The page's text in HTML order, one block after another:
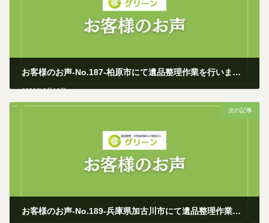
お客様のお声-No.187-柏原市にて遺品整理作業を行いました
2026年6月19日
次の記事
お客様のお声-No.189-兵庫県加古川市にて遺品整理作業を行いました